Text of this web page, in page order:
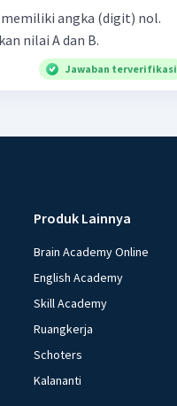
angka (digit) nol.
nilai A dan B.
Jawaban terverifikasi
Produk Lainnya
Brain Academy Online
English Academy
Skill Academy
Ruangkerja
Schoters
Kalananti